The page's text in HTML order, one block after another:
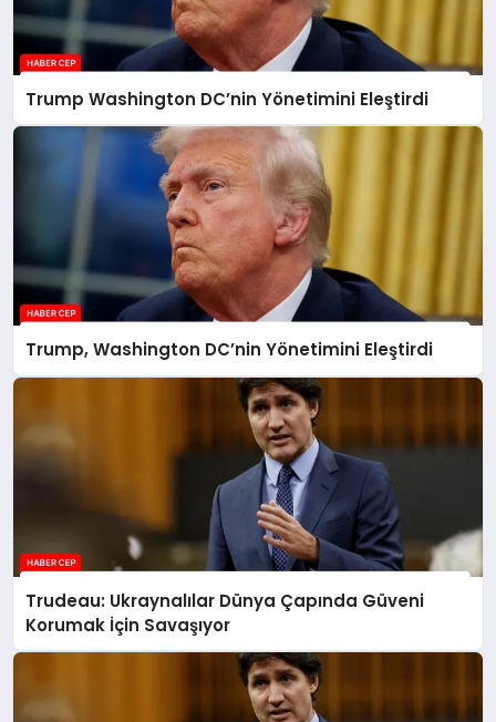
Trump Washington DC’nin Yönetimini Eleştirdi
Trump, Washington DC’nin Yönetimini Eleştirdi
Trudeau: Ukraynalılar Dünya Çapında Güveni
Korumak İçin Savaşıyor